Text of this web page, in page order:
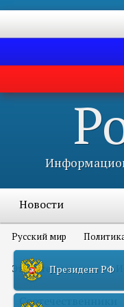
Новости
Русский мир
Это интересно всем
Соотечественники
Президент РФ